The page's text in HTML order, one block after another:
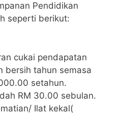
Pendidikan
seperti berikut:
cukai pendapatan
bersih tahun semasa
setahun.
RM 30.00 sebulan.
Ilat kekal(